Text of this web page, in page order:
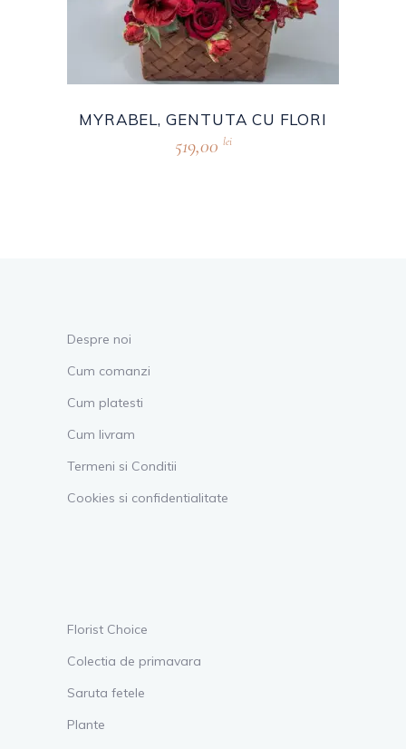
MYRABEL, GENTUTA CU FLORI
519,00 lei
Despre noi
Cum comanzi
Cum platesti
Cum livram
Termeni si Conditii
Cookies si confidentialitate
Florist Choice
Colectia de primavara
Saruta fetele
Plante